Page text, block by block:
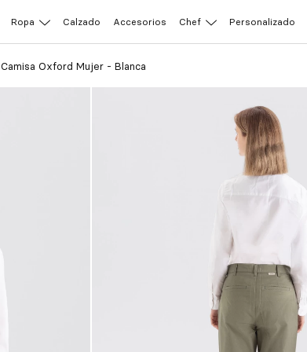
Ropa Calzado Accesorios Chef Personalizado
Camisa Oxford Mujer - Blanca